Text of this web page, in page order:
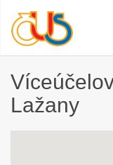
Lažany